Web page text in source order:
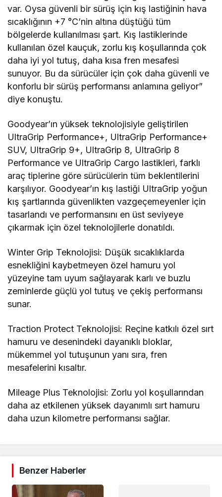
var. Oysa güvenli bir sürüş için kış lastiğinin hava
sıcaklığının +7 °C’nin altına düştüğü tüm
bölgelerde kullanılması şart. Kış lastiklerinde
kullanılan özel kauçuk, zorlu kış koşullarında çok
daha iyi yol tutuş, daha kısa fren mesafesi
sunuyor. Bu da sürücüler için çok daha güvenli ve
konforlu bir sürüş performansı anlamına geliyor”
diye konuştu.
Goodyear’ın yüksek teknolojisiyle geliştirilen
UltraGrip Performance+, UltraGrip Performance+
SUV, UltraGrip 9+, UltraGrip 8, UltraGrip 8
Performance ve UltraGrip Cargo lastikleri, farklı
araç tiplerine göre sürücülerin tüm beklentilerini
karşılıyor. Goodyear’ın kış lastiği UltraGrip yoğun
kış şartlarında güvenlikten vazgeçemeyenler için
tasarlandı ve performansını en üst seviyeye
çıkarmak için özel teknolojilerle donatıldı.
Winter Grip Teknolojisi: Düşük sıcaklıklarda
esnekliğini kaybetmeyen özel hamuru yol
yüzeyine tam uyum sağlayarak karlı ve buzlu
zeminlerde güçlü yol tutuş ve çekiş performansı
sunar.
Traction Protect Teknolojisi: Reçine katkılı özel sırt
hamuru ve desenindeki dayanıklı bloklar,
mükemmel yol tutuşunun yanı sıra, fren
mesafelerini kısaltır.
Mileage Plus Teknolojisi: Zorlu yol koşullarından
daha az etkilenen yüksek dayanımlı sırt hamuru
daha uzun kilometre performansı sağlar.
Benzer Haberler